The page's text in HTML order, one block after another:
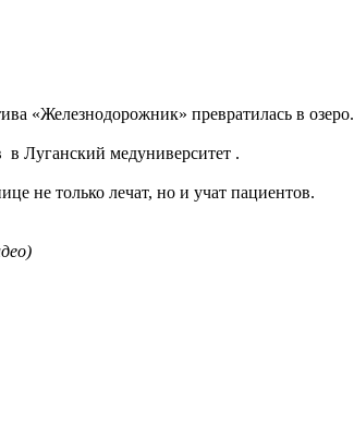
«Железнодорожник» превратилась в озеро.
Луганский медуниверситет .
не только лечат, но и учат пациентов.